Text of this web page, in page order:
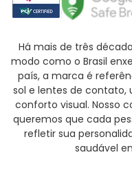
Há mais de três
modo como o Brasil
país, a marca é
sol e lentes de contato,
conforto visual. Nosso
queremos que cada
refletir sua
saudável